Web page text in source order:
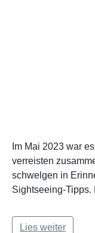
Im Mai 2023 war
verreisten
schwelgen in
Sightseeing-Tipps.
Lies weiter